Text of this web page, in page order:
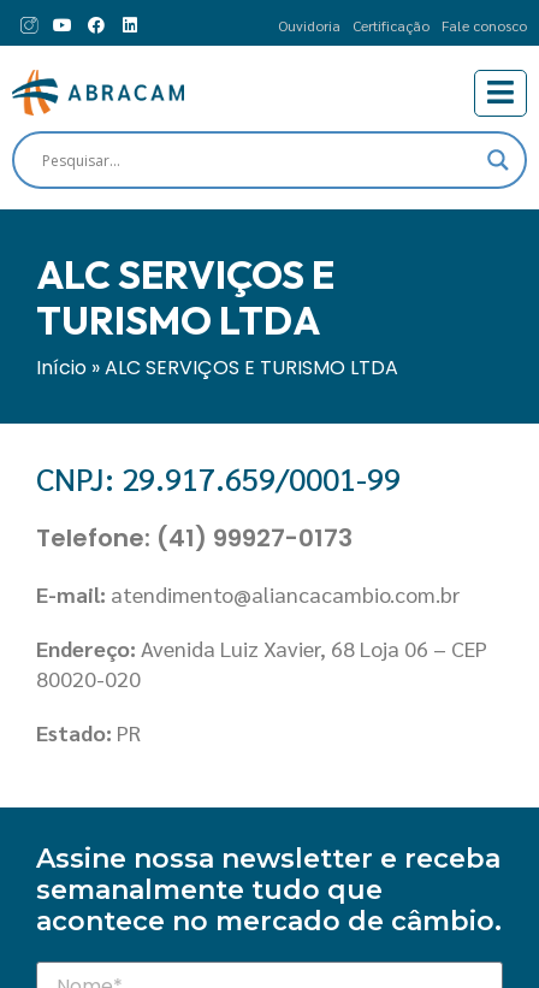
Ouvidoria Certificação Fale conosco
ALC SERVIÇOS E
TURISMO LTDA
Início »ALC SERVIÇOS E TURISMO LTDA
CNPJ: 29.917.659/0001-99
Telefone: (41) 99927-0173
E-mail: atendimento@aliancacambio.com.br
Endereço: Avenida Luiz Xavier, 68 Loja 06 – CEP
80020-020
Estado: PR
Assine nossa newsletter e receba
semanalmente tudo que
acontece no mercado de câmbio.